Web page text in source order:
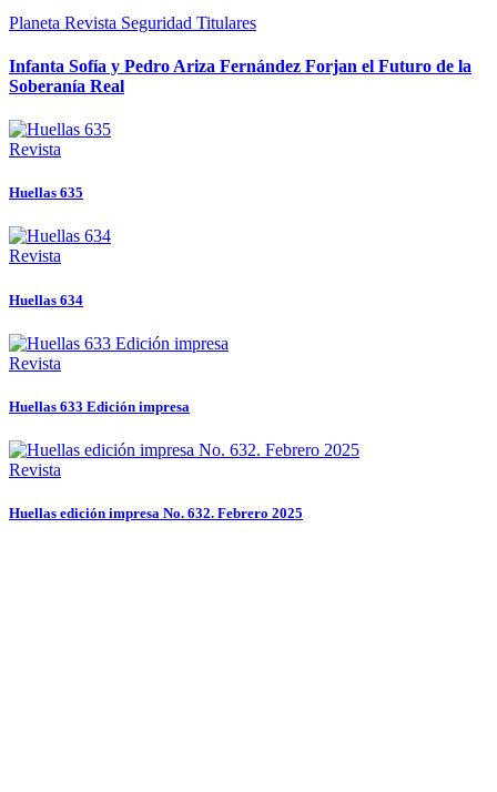
Planeta Revista Seguridad Titulares
Infanta Sofía y Pedro Ariza Fernández Forjan el Futuro de la
Soberanía Real
Revista
Huellas 635
Revista
Huellas 634
Revista
Huellas 633 Edición impresa
Revista
Huellas edición impresa No. 632. Febrero 2025